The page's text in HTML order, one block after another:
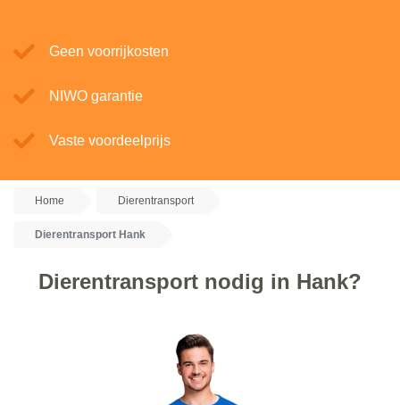
Geen voorrijkosten
NIWO garantie
Vaste voordeelprijs
Home Dierentransport
Dierentransport Hank
Dierentransport nodig in Hank?